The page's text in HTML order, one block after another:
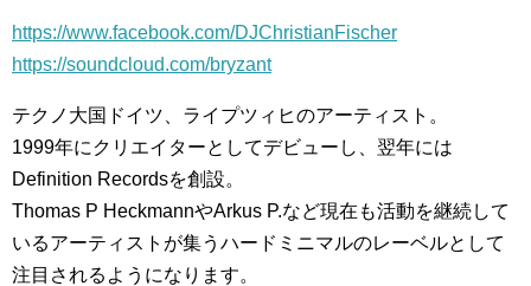
https://www.facebook.com/DJChristianFischer
https://soundcloud.com/bryzant
テクノ大国ドイツ、ライプツィヒのアーティスト。
1999年にクリエイターとしてデビューし、翌年には
Definition Recordsを創設。
Thomas P HeckmannやArkus P.など現在も活動を継続して
いるアーティストが集うハードミニマルのレーベルとして
注目されるようになります。